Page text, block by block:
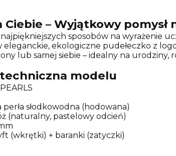
Ciebie – Wyjątkowy pomysł
sposobów na wyrażenie
ekologiczne pudełeczko z
lub samej siebie – idealny na
modelu
słodkowodna (hodowana)
(naturalny, pastelowy odcień)
(wkrętki) + baranki (zatyczki)